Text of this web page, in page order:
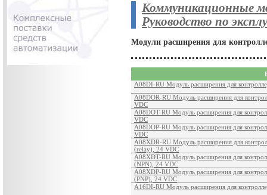
Коммуникационные
Руководство по
Модули расширения для
A08DI-RU Модуль расширения для
A08DOR-RU Модуль расширения для
VDC
A08DOT-RU Модуль расширения для
VDC
A08DOP-RU Модуль расширения для
VDC
A08XDR-RU Модуль расширения для
(relay), 24 VDC
A08XDT-RU Модуль расширения для
(NPN), 24 VDC
A08XDP-RU Модуль расширения для
(PNP), 24 VDC
A16DI-RU Модуль расширения для